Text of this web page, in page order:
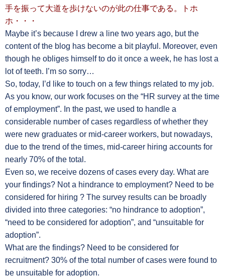
手を振って大道を歩けないのが此の仕事である。トホ
ホ・・・
Maybe it’s because I drew a line two years ago, but the
content of the blog has become a bit playful. Moreover, even
though he obliges himself to do it once a week, he has lost a
lot of teeth. I’m so sorry…
So, today, I’d like to touch on a few things related to my job.
As you know, our work focuses on the “HR survey at the time
of employment”. In the past, we used to handle a
considerable number of cases regardless of whether they
were new graduates or mid-career workers, but nowadays,
due to the trend of the times, mid-career hiring accounts for
nearly 70% of the total.
Even so, we receive dozens of cases every day. What are
your findings? Not a hindrance to employment? Need to be
considered for hiring ? The survey results can be broadly
divided into three categories: “no hindrance to adoption”,
“need to be considered for adoption”, and “unsuitable for
adoption”.
What are the findings? Need to be considered for
recruitment? 30% of the total number of cases were found to
be unsuitable for adoption.